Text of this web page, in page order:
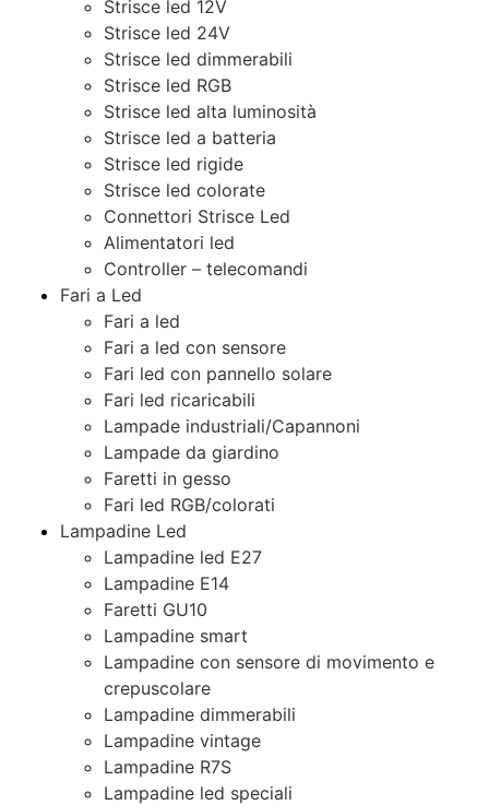
Strisce led 12V
Strisce led 24V
Strisce led dimmerabili
Strisce led RGB
Strisce led alta luminosità
Strisce led a batteria
Strisce led rigide
Strisce led colorate
Connettori Strisce Led
Alimentatori led
Controller – telecomandi
Fari a Led
Fari a led
Fari a led con sensore
Fari led con pannello solare
Fari led ricaricabili
Lampade industriali/Capannoni
Lampade da giardino
Faretti in gesso
Fari led RGB/colorati
Lampadine Led
Lampadine led E27
Lampadine E14
Faretti GU10
Lampadine smart
Lampadine con sensore di movimento e
crepuscolare
Lampadine dimmerabili
Lampadine vintage
Lampadine R7S
Lampadine led speciali